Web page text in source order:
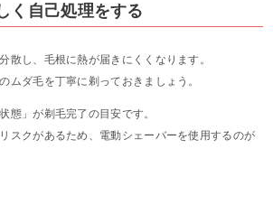
く自己処理をする
散し、毛根に熱が届きにくくなります。
ムダ毛を丁寧に剃っておきましょう。
態」が剃毛完了の目安です。
スクがあるため、電動シェーバーを使用するのが